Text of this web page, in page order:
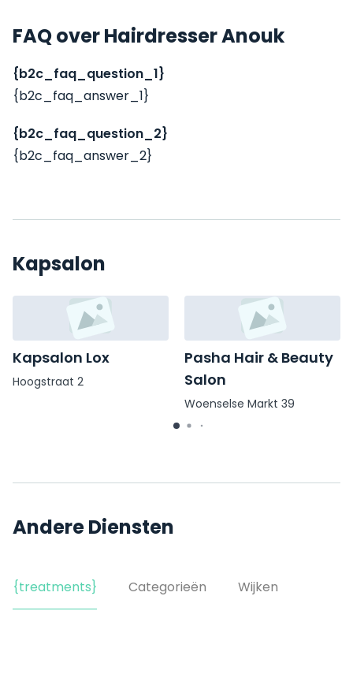
FAQ over Hairdresser Anouk
{b2c_faq_question_1}
{b2c_faq_answer_1}
{b2c_faq_question_2}
{b2c_faq_answer_2}
Kapsalon
Kapsalon Lox
Hoogstraat 2
Pasha Hair & Beauty
Salon
Woenselse Markt 39
Andere Diensten
{treatments} Categorieën Wijken